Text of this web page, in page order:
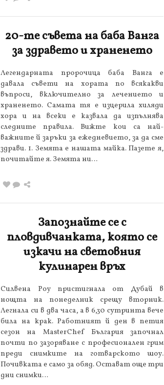
20-те съвета на баба Ванга
за здравето и храненето
Легендарната пророчица баба Ванга е
давала съвети на хората по всякакви
въпроси, включително за лечението и
храненето. Самата тя е изцерила хиляди
хора и на всеки е казвала да изпълнява
следните правила. Вижте кои са най-
важните й заръки за ежедневието, за да сме
здрави. 1. Земята е нашата майка. Пазете я,
почитайте я. Земята ни…
Запознайте се с
пловдивчанката, която се
изкачи на световния
кулинарен връх
Силвена Роу пристигнала от Дубай в
нощта на понеделник срещу вторник.
Легнала си в два часа, а в 6,30 сутринта вече
била на крак. Работният й ден в петия
сезон на MasterChef България започнал
почти по зазоряване с професионален грим
преди снимките на готварското шоу.
Почивката е само за обяд. Остават още три
дни снимки…